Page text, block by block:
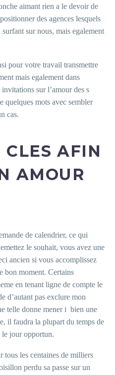
aimant rien a le devoir de
des agences lesquels
sur nous, mais egalement
pour votre travail transmettre
mais egalement dans
sur l’amour des s
quelques mots avec sembler
cas.
CLES AFIN
AMOUR
de calendrier, ce qui
le souhait, vous avez une
ancien si vous accomplissez
bon moment. Certains
en tenant ligne de compte le
d’autant pas exclure mon
telle donne mener i bien une
il faudra la plupart du temps de
jour opportun.
tous les centaines de milliers
perdu sa passe sur un